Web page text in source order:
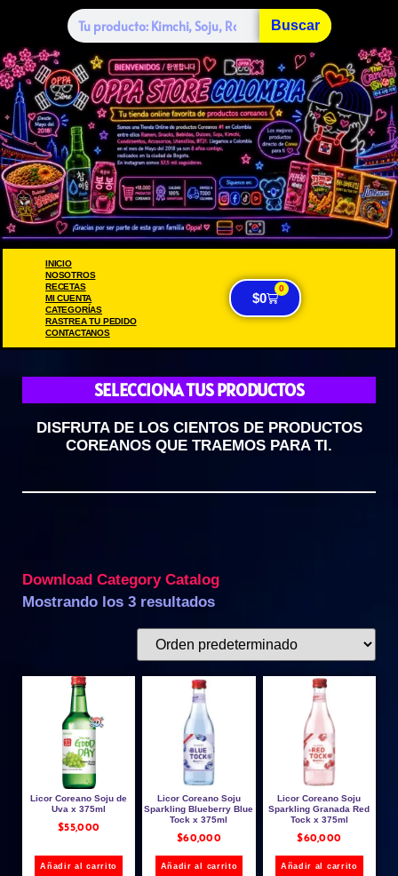
Buscar
INICIO
NOSOTROS
RECETAS
MI CUENTA
CATEGORÍAS
RASTREA TU PEDIDO
CONTACTANOS
$0
0
SELECCIONA TUS PRODUCTOS
DISFRUTA DE LOS CIENTOS DE PRODUCTOS
COREANOS QUE TRAEMOS PARA TI.
Download Category Catalog
Mostrando los 3 resultados
Licor Coreano Soju de
Uva x 375ml
$55,000
Añadir al carrito
Licor Coreano Soju
Sparkling Blueberry Blue
Tock x 375ml
$60,000
Añadir al carrito
Licor Coreano Soju
Sparkling Granada Red
Tock x 375ml
$60,000
Añadir al carrito